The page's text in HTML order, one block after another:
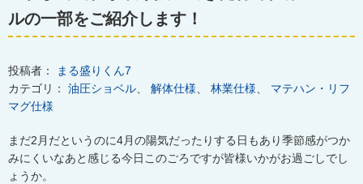
ルの一部をご紹介します！
投稿者：
まる盛りくん7
カテゴリ： 油圧ショベル、 解体仕様、 林業仕様、 マテハン・リフ
マグ仕様
まだ2月だというのに4月の陽気だったりする日もあり季節感がつか
みにくいなあと感じる今日このごろですが皆様いかがお過ごしでし
ょうか。